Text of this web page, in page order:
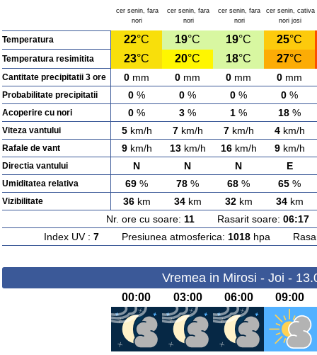
cer senin, fara
nori
cer senin, fara
nori
cer senin, fara
nori
cer senin, cativa
nori josi
Temperatura 22°C 19°C 19°C 25°C
Temperatura resimitita 23°C 20°C 18°C 27°C
Cantitate precipitatii 3 ore 0 mm 0 mm 0 mm 0 mm
Probabilitate precipitatii 0 % 0 % 0 % 0 %
Acoperire cu nori 0 % 3 % 1 % 18 %
Viteza vantului 5km/h 7km/h 7km/h 4km/h
Rafale de vant 9km/h 13km/h 16km/h 9km/h
Directia vantului N N N E
Umiditatea relativa 69 % 78 % 68 % 65 %
Vizibilitate 36km 34km 32km 34km
Nr. ore cu soare: 11 Rasarit soare: 06:17
Index UV : 7Presiunea atmosferica: 1018hpa
Vremea in Mirosi - Joi -
00:00 03:00 06:00 09:00